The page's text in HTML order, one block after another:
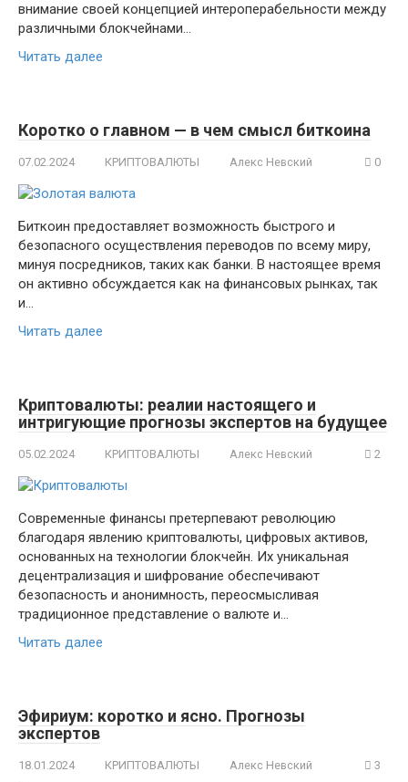
внимание своей концепцией интероперабельности между
различными блокчейнами…
Читать далее
Коротко о главном — в чем смысл биткоина
07.02.2024 КРИПТОВАЛЮТЫ Алекс Невский 0
Биткоин предоставляет возможность быстрого и
безопасного осуществления переводов по всему миру,
минуя посредников, таких как банки. В настоящее время
он активно обсуждается как на финансовых рынках, так
и…
Читать далее
Криптовалюты: реалии настоящего и
интригующие прогнозы экспертов на будущее
05.02.2024 КРИПТОВАЛЮТЫ Алекс Невский 2
Современные финансы претерпевают революцию
благодаря явлению криптовалюты, цифровых активов,
основанных на технологии блокчейн. Их уникальная
децентрализация и шифрование обеспечивают
безопасность и анонимность, переосмысливая
традиционное представление о валюте и…
Читать далее
Эфириум: коротко и ясно. Прогнозы
экспертов
18.01.2024 КРИПТОВАЛЮТЫ Алекс Невский 3